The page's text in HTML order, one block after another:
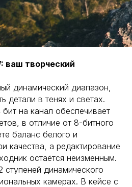
ваш творческий
динамический диапазон,
детали в тенях и светах.
на канал обеспечивает
в отличие от 8-битного
баланс белого и
качества, а редактирование
остаётся неизменным.
ступеней динамического
камерах. В кейсе с